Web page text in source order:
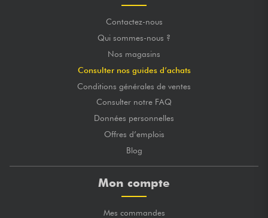
Contactez-nous
Qui sommes-nous ?
Nos magasins
Consulter nos guides d’achats
Conditions générales de ventes
Consulter notre FAQ
Données personnelles
Offres d’emplois
Blog
Mon compte
Mes commandes